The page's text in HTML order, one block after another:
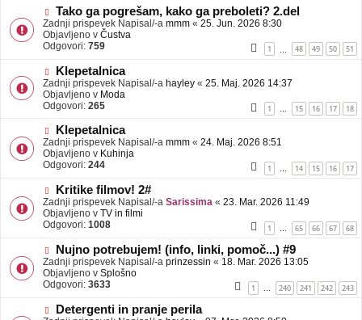
b
a
v
e
N
o
v
e
o
b
a
v
e
Tako ga pogrešam, kako ga preboleti? 2.del
Zadnji prispevek Napisal/-a mmm « 25. Jun. 2026 8:30
Objavljeno v Čustva
Odgovori: 759 1 48 49 50 51
N
o
v
e
o
b
a
v
e
Klepetalnica
Zadnji prispevek Napisal/-a hayley « 25. Maj. 2026 14:37
Objavljeno v Moda
Odgovori: 265 1 … 15 16 17 18
N
o
v
e
b
a
v
e
Klepetalnica
Zadnji prispevek Napisal/-a mmm « 24. Maj. 2026 8:51
Objavljeno v Kuhinja
Odgovori: 244 1 … 14 15 16 17
N
o
v
e
b
a
v
e
Kritike filmov! 2#
Zadnji prispevek Napisal/-a Sarissima « 23. Mar. 2026 11:49
Objavljeno v TV in filmi
Odgovori: 1008 1 … 65 66 67 68
N
o
v
e
b
Nujno potrebujem! (info, linki, pomoč...) #9
Zadnji prispevek Napisal/-a prinzessin « 18. Mar. 2026 13:05
Objavljeno v Splošno
Odgovori: 3633 1 240 241 242 243
NDetergenti in pranje perila